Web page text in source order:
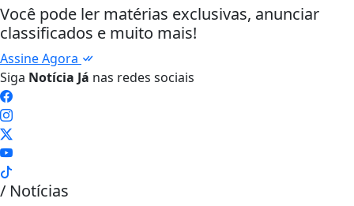
Você pode ler matérias exclusivas, anunciar
classificados e muito mais!
Assine Agora
Siga Notícia Já nas redes sociais
/ Notícias